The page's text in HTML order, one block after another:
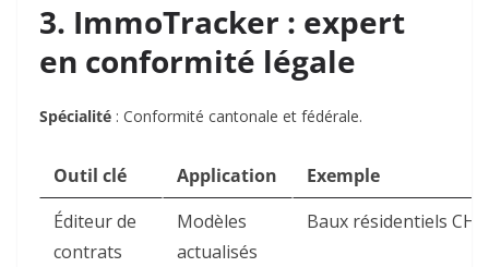
3. ImmoTracker : expert
en conformité légale
Spécialité : Conformité cantonale et fédérale.
Outil clé Application
Exemple
Éditeur de
contrats
Modèles
actualisés
Baux résidentiels CH